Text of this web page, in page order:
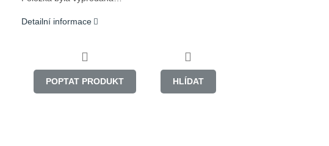
Detailní informace
POPTAT PRODUKT HLÍDAT